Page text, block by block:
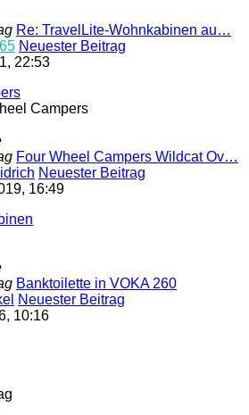
Re: TravelLite-Wohnkabinen au…
Neuester Beitrag
22:53
Campers
Four Wheel Campers Wildcat Ov…
Neuester Beitrag
16:49
Banktoilette in VOKA 260
Neuester Beitrag
10:16